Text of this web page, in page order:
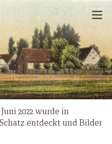
2022 wurde in
entdeckt und Bilder